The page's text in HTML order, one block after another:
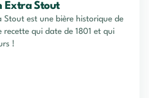
Extra Stout
Stout est une bière historique de
recette qui date de 1801 et qui
!